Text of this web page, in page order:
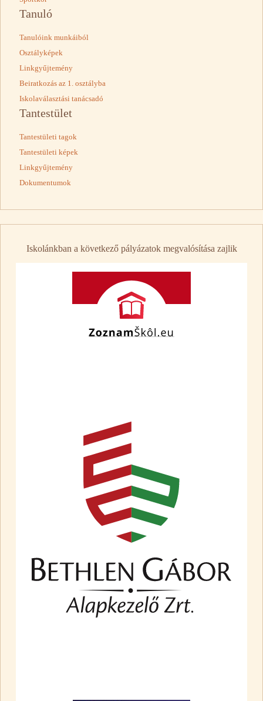
Tanuló
Tanulóink munkáiból
Osztályképek
Linkgyűjtemény
Beiratkozás az 1. osztályba
Iskolaválasztási tanácsadó
Tantestület
Tantestületi tagok
Tantestületi képek
Linkgyűjtemény
Dokumentumok
Iskolánkban a következő pályázatok megvalósítása zajlik